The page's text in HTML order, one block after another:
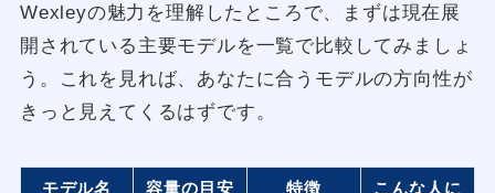
Wexleyの魅力を理解したところで、まずは現在展
開されている主要モデルを一覧で比較してみましょ
う。これを見れば、あなたに合うモデルの方向性が
きっと見えてくるはずです。
モデル名 容量の目安 特徴
こんな人に